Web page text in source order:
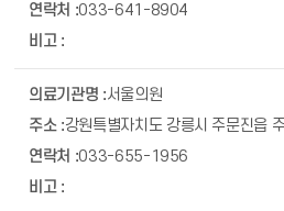
033-641-8904
서울의원
강원특별자치도 강릉시 주문진읍
033-655-1956